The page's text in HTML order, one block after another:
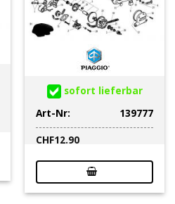
sofort lieferbar
Art-Nr:
139777
CHF12.90